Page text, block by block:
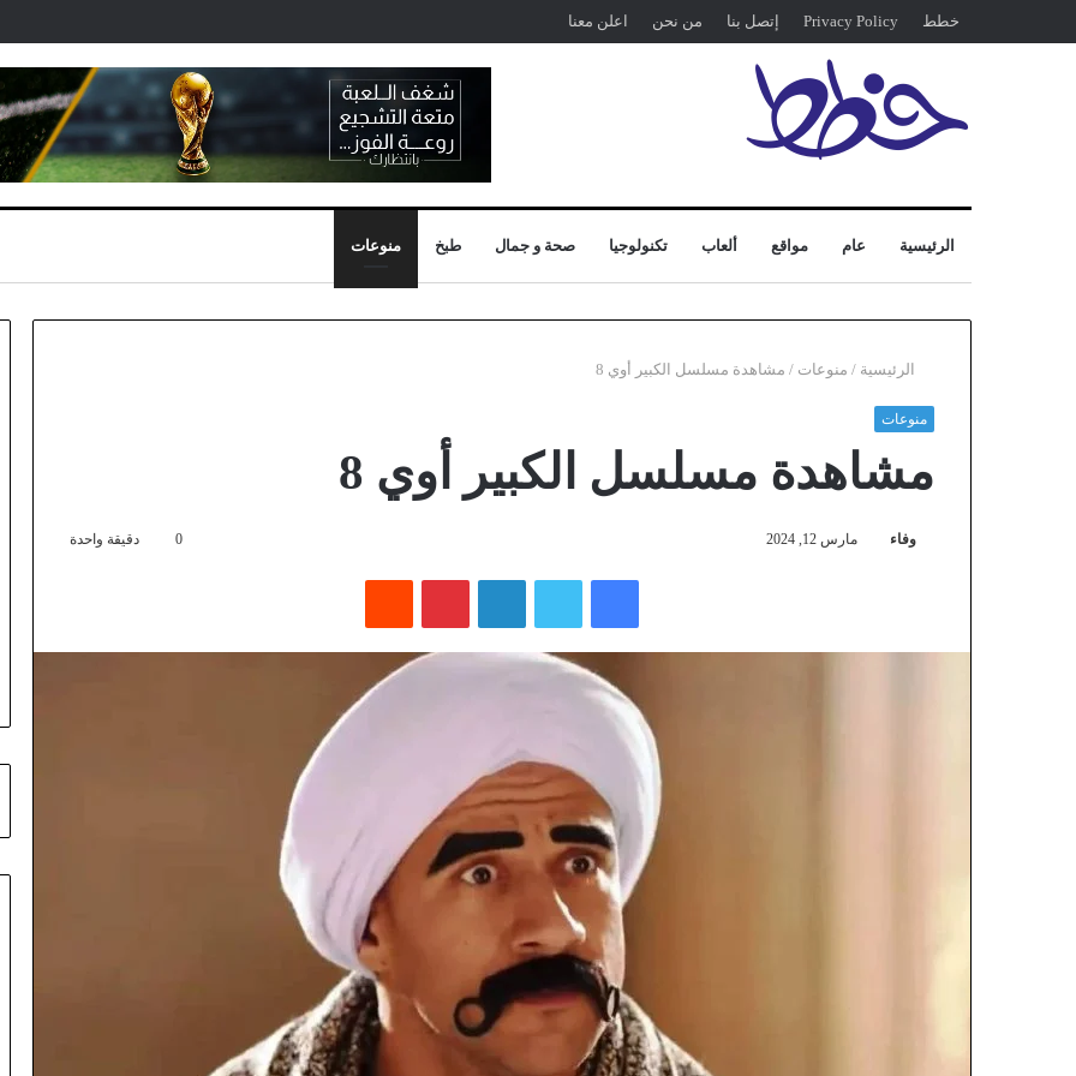
خطط Privacy Policy إتصل بنا من نحن اعلن معنا
الرئيسية عام مواقع ألعاب تكنولوجيا صحة و جمال طبخ منوعات
الرئيسية / منوعات / مشاهدة مسلسل الكبير أوي 8
منوعات
مشاهدة مسلسل الكبير أوي 8
وفاء مارس 12, 2024 0 دقيقة واحدة
فيسبوك لينكدإن بينتيريست